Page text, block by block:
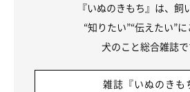
避難所では飼い主さん同
『いぬのきもち』は、飼
“知りたい”“伝えたい”
犬のこと総合雑誌で
雑誌『いぬのきも